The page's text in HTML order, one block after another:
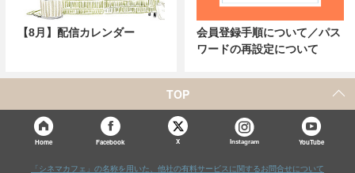
【8月】配信カレンダー
会員登録手順について／パス
ワードの再設定について
TOP
Home Facebook X Instagram YouTube
「シネマカフェ」の名称を用いた、他社の有料サービスに関するお問合せについて